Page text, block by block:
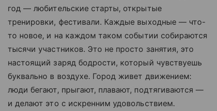
год — любительские старты, открытые
тренировки, фестивали. Каждые выходные — что-
то новое, и на каждом таком событии собираются
тысячи участников. Это не просто занятия, это
настоящий заряд бодрости, который чувствуешь
буквально в воздухе. Город живет движением:
люди бегают, прыгают, плавают, подтягиваются —
и делают это с искренним удовольствием.